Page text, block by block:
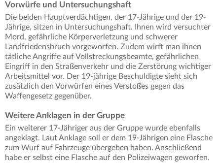
Vorwürfe und Untersuchungshaft
Die beiden Hauptverdächtigen, der 17-Jährige und der 19-
Jährige, sitzen in Untersuchungshaft. Ihnen wird versuchter
Mord, gefährliche Körperverletzung und schwerer
Landfriedensbruch vorgeworfen. Zudem wirft man ihnen
tätliche Angriffe auf Vollstreckungsbeamte, gefährlichen
Eingriff in den Straßenverkehr und die Zerstörung wichtiger
Arbeitsmittel vor. Der 19-jährige Beschuldigte sieht sich
zusätzlich den Vorwürfen eines Verstoßes gegen das
Waffengesetz gegenüber.
Weitere Anklagen in der Gruppe
Ein weiterer 17-Jähriger aus der Gruppe wurde ebenfalls
angeklagt. Laut Anklage soll er dem 19-Jährigen eine Flasche
zum Wurf auf Fahrzeuge übergeben haben. Anschließend
habe er selbst eine Flasche auf den Polizeiwagen geworfen.